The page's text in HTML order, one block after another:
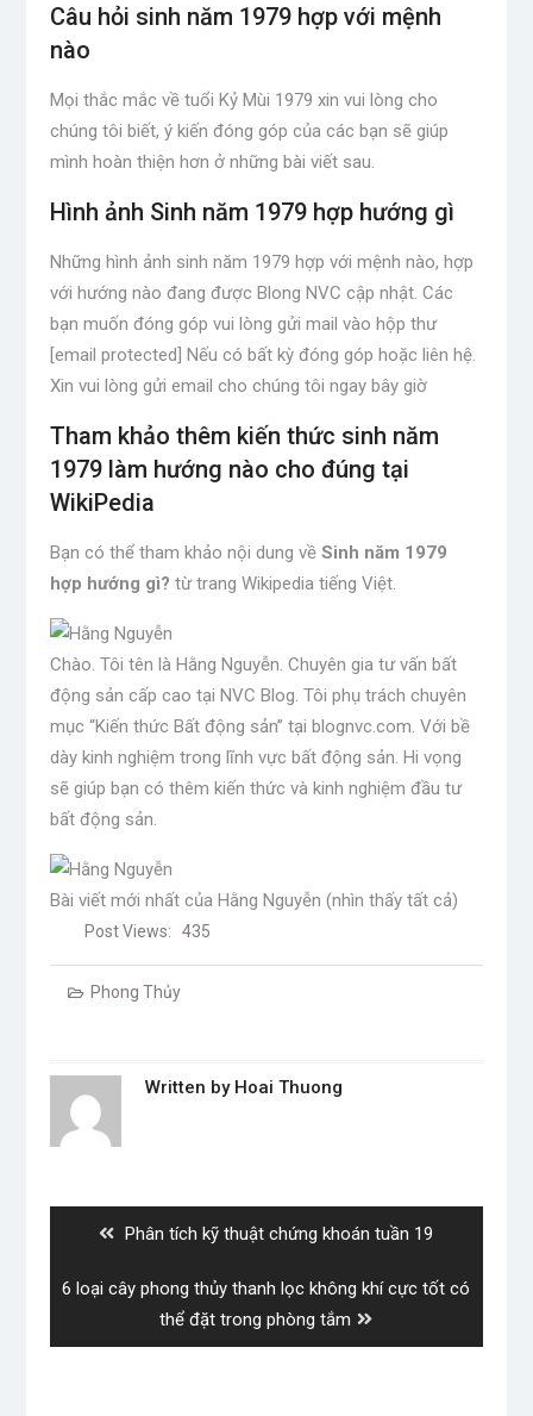
Câu hỏi sinh năm 1979 hợp với mệnh
nào
Mọi thắc mắc về tuổi Kỷ Mùi 1979 xin vui lòng cho
chúng tôi biết, ý kiến ​​đóng góp của các bạn sẽ giúp
mình hoàn thiện hơn ở những bài viết sau.
Hình ảnh Sinh năm 1979 hợp hướng gì
Những hình ảnh sinh năm 1979 hợp với mệnh nào, hợp
với hướng nào đang được Blong NVC cập nhật. Các
bạn muốn đóng góp vui lòng gửi mail vào hộp thư
[email protected] Nếu có bất kỳ đóng góp hoặc liên hệ.
Xin vui lòng gửi email cho chúng tôi ngay bây giờ
Tham khảo thêm kiến ​​thức sinh năm
1979 làm hướng nào cho đúng tại
WikiPedia
Bạn có thể tham khảo nội dung về Sinh năm 1979
hợp hướng gì? từ trang Wikipedia tiếng Việt.
Chào. Tôi tên là Hằng Nguyễn. Chuyên gia tư vấn bất
động sản cấp cao tại NVC Blog. Tôi phụ trách chuyên
mục “Kiến thức Bất động sản” tại blognvc.com. Với bề
dày kinh nghiệm trong lĩnh vực bất động sản. Hi vọng
sẽ giúp bạn có thêm kiến ​​thức và kinh nghiệm đầu tư
bất động sản.
Bài viết mới nhất của Hằng Nguyễn (nhìn thấy tất cả)
Post Views: 435
Phong Thủy
Written by Hoai Thuong
Previous
Phân tích kỹ thuật chứng khoán tuần 19
Next
6 loại cây phong thủy thanh lọc không khí cực tốt có
thể đặt trong phòng tắm